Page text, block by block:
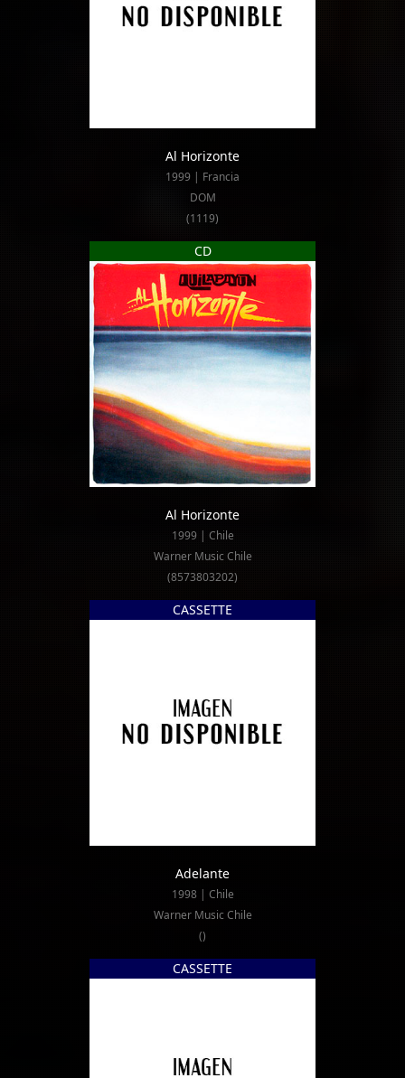
Al Horizonte
1999 | Francia
DOM
(1119)
CD
Al Horizonte
1999 | Chile
Warner Music Chile
(8573803202)
CASSETTE
Adelante
1998 | Chile
Warner Music Chile
()
CASSETTE